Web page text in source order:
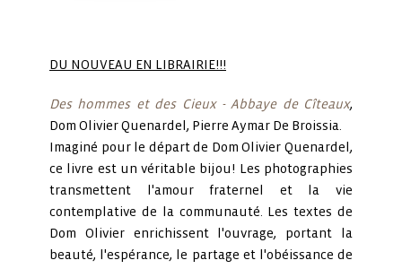
DU NOUVEAU EN LIBRAIRIE!!!
Des hommes et des Cieux - Abbaye de Cîteaux,
Dom Olivier Quenardel, Pierre Aymar De Broissia.
Imaginé pour le départ de Dom Olivier Quenardel,
ce livre est un véritable bijou! Les photographies
transmettent l'amour fraternel et la vie
contemplative de la communauté. Les textes de
Dom Olivier enrichissent l'ouvrage, portant la
beauté, l'espérance, le partage et l'obéissance de